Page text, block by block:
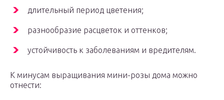
длительный период цветения;
разнообразие расцветок и оттенков;
устойчивость к заболеваниям и вредителям.
К минусам выращивания мини-розы дома можно
отнести: